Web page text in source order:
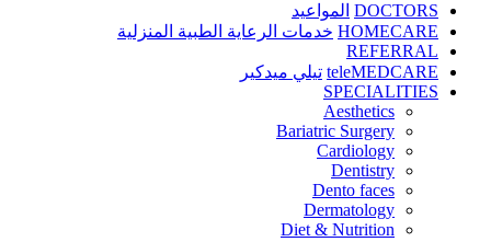
DOCTORS المواعيد
HOMECARE خدمات الرعاية الطبية المنزلية
REFERRAL
teleMEDCARE تيلي ميدكير
SPECIALITIES
Aesthetics
Bariatric Surgery
Cardiology
Dentistry
Dento faces
Dermatology
Diet & Nutrition